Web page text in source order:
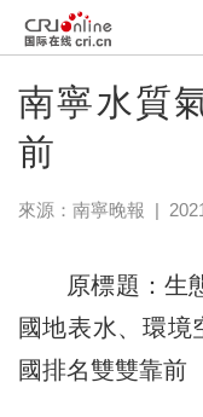
南寧水質
前
來源： 南寧晚報 |
原標題：生態
國地表水、環境
國排名雙雙靠前